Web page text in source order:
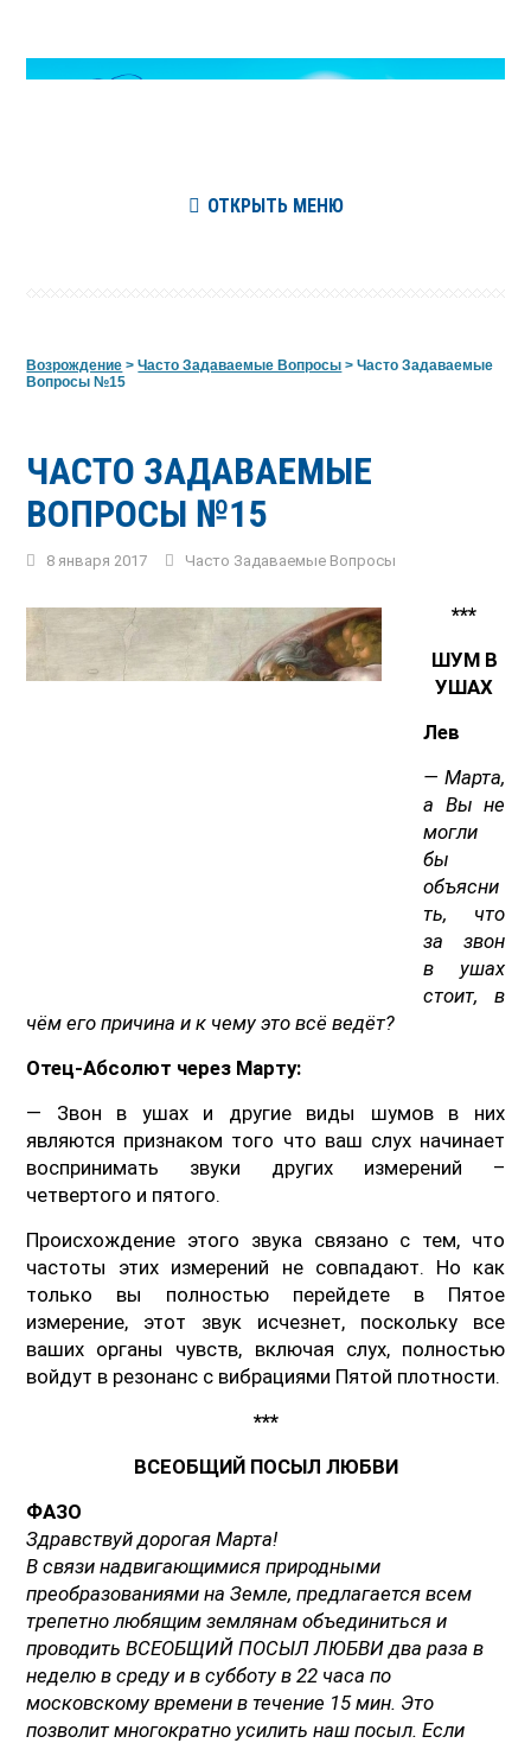
ОТКРЫТЬ МЕНЮ
Возрождение >Часто Задаваемые Вопросы >Часто Задаваемые
Вопросы №15
ЧАСТО ЗАДАВАЕМЫЕ
ВОПРОСЫ №15
8 января 2017 Часто Задаваемые Вопросы
***
ШУМ В
УШАХ
Лев
— Марта,
а Вы не
могли
бы
объясни
ть, что
за звон
в ушах
стоит, в
чём его причина и к чему это всё ведёт?
Отец-Абсолют через Марту:
— Звон в ушах и другие виды шумов в них
являются признаком того что ваш слух начинает
воспринимать звуки других измерений –
четвертого и пятого.
Происхождение этого звука связано с тем, что
частоты этих измерений не совпадают. Но как
только вы полностью перейдете в Пятое
измерение, этот звук исчезнет, поскольку все
ваших органы чувств, включая слух, полностью
войдут в резонанс с вибрациями Пятой плотности.
***
ВСЕОБЩИЙ ПОСЫЛ ЛЮБВИ
ФАЗО
Здравствуй дорогая Марта!
В связи надвигающимися природными
преобразованиями на Земле, предлагается всем
трепетно любящим землянам объединиться и
проводить ВСЕОБЩИЙ ПОСЫЛ ЛЮБВИ два раза в
неделю в среду и в субботу в 22 часа по
московскому времени в течение 15 мин. Это
позволит многократно усилить наш посыл. Если